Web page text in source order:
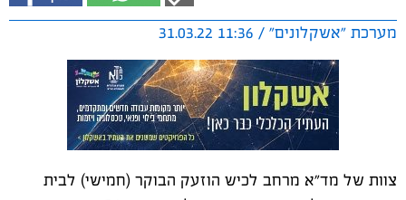
מערכת "אשקלונים" / 11:36 31.03.22
צוות של מד"א מרחב לכיש הוזעק הבוקר (חמישי) לבית